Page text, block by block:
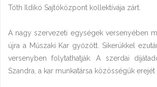
Tóth Ildikó Sajtóközpont kollektívája zárt.
A nagy szervezeti egységek versenyében
újra a Műszaki Kar győzött. Sikerükkel
versenyben folytathatják. A szerdai
Szandra, a kar munkatársa közösségük